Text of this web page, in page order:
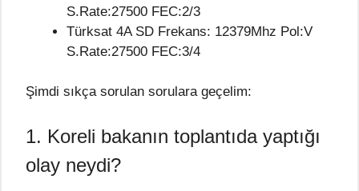
S.Rate:27500 FEC:2/3
Türksat 4A SD Frekans: 12379Mhz Pol:V
S.Rate:27500 FEC:3/4
Şimdi sıkça sorulan sorulara geçelim:
1. Koreli bakanın toplantıda yaptığı
olay neydi?